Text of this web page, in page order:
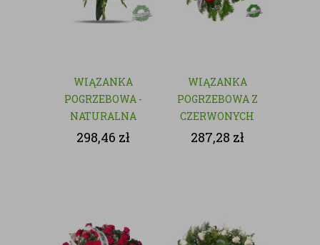
WIĄZANKA
POGRZEBOWA -
NATURALNA
298,46 zł
WIĄZANKA
POGRZEBOWA Z
CZERWONYCH
KWIATÓW
287,28 zł